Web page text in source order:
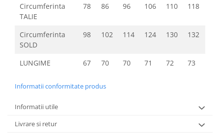
Circumferinta
TALIE
78 86 96 106 110 118
Circumferinta
SOLD
98 102 114 124 130 132
LUNGIME 67 70 70 71 72 73
Informatii conformitate produs
Informatii utile
Livrare si retur